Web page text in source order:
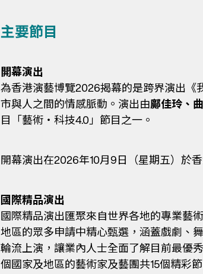
主要節目
開幕演出
為香港演藝博覽2026揭幕的是跨界演出《
市與人之間的情感脈動。演出由鄺佳玲、
目「藝術・科技4.0」節目之一。
開幕演出在2026年10月9日（星期五）於
國際精品演出
國際精品演出匯聚來自世界各地的專業藝
地區的眾多申請中精心甄選，涵蓋戲劇、
輪流上演，讓業內人士全面了解目前最優
個國家及地區的藝術家及藝團共15個精彩